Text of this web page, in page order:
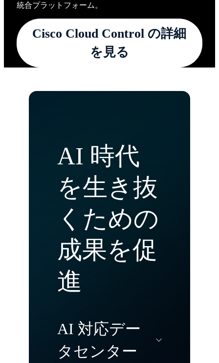
統合プラットフォーム。
Cisco Cloud Control の詳細
を見る
AI 時代
を生き抜
くための
成果を促
進
AI 対応デー
タセンター